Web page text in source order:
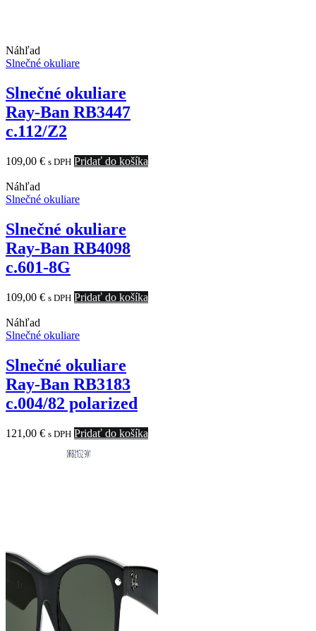
Náhľad
Slnečné okuliare
Slnečné okuliare
Ray-Ban RB3447
c.112/Z2
109,00 € s DPH Pridať do košíka
Náhľad
Slnečné okuliare
Slnečné okuliare
Ray-Ban RB4098
c.601-8G
109,00 € s DPH Pridať do košíka
Náhľad
Slnečné okuliare
Slnečné okuliare
Ray-Ban RB3183
c.004/82 polarized
121,00 € s DPH Pridať do košíka